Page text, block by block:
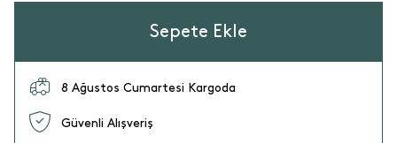
Sepete Ekle
8 Ağustos Cumartesi Kargoda
Güvenli Alışveriş